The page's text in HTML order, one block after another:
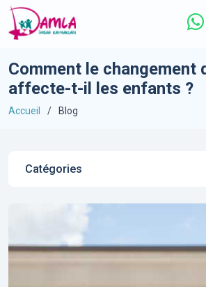
Comment le changement
affecte-t-il les enfants ?
Accueil Blog
Catégories